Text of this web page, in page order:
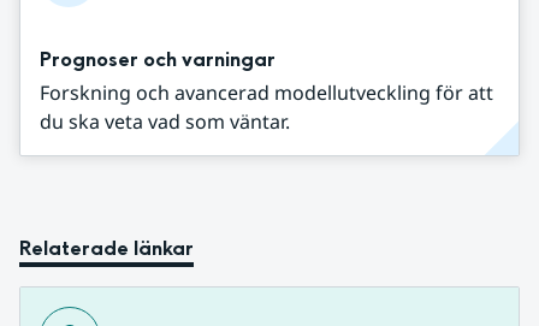
Prognoser och varningar
Forskning och avancerad modellutveckling för att
du ska veta vad som väntar.
Relaterade länkar